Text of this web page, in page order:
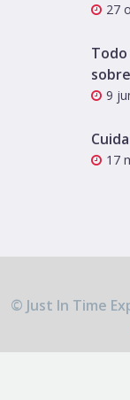
27
9
17
© Just In Time